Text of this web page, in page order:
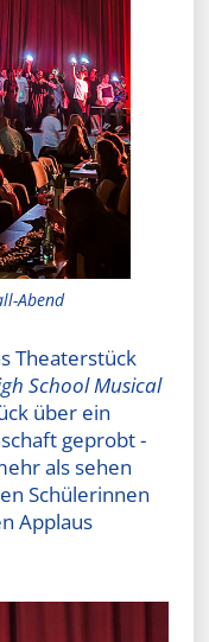
Abend
Theaterstück
School Musical
über ein
geprobt -
als sehen
Schülerinnen
Applaus